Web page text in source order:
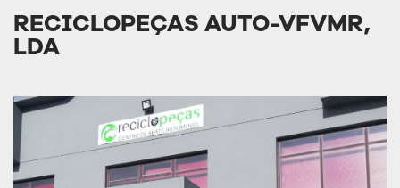
RECICLOPEÇAS AUTO-VFVMR,
LDA